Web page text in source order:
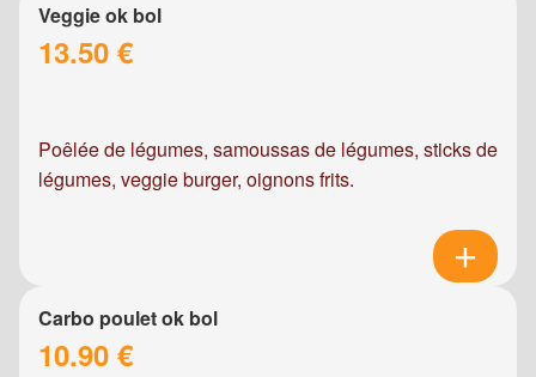
Veggie ok bol
13.50 €
Poêlée de légumes, samoussas de légumes, sticks de
légumes, veggie burger, oignons frits.
Carbo poulet ok bol
10.90 €